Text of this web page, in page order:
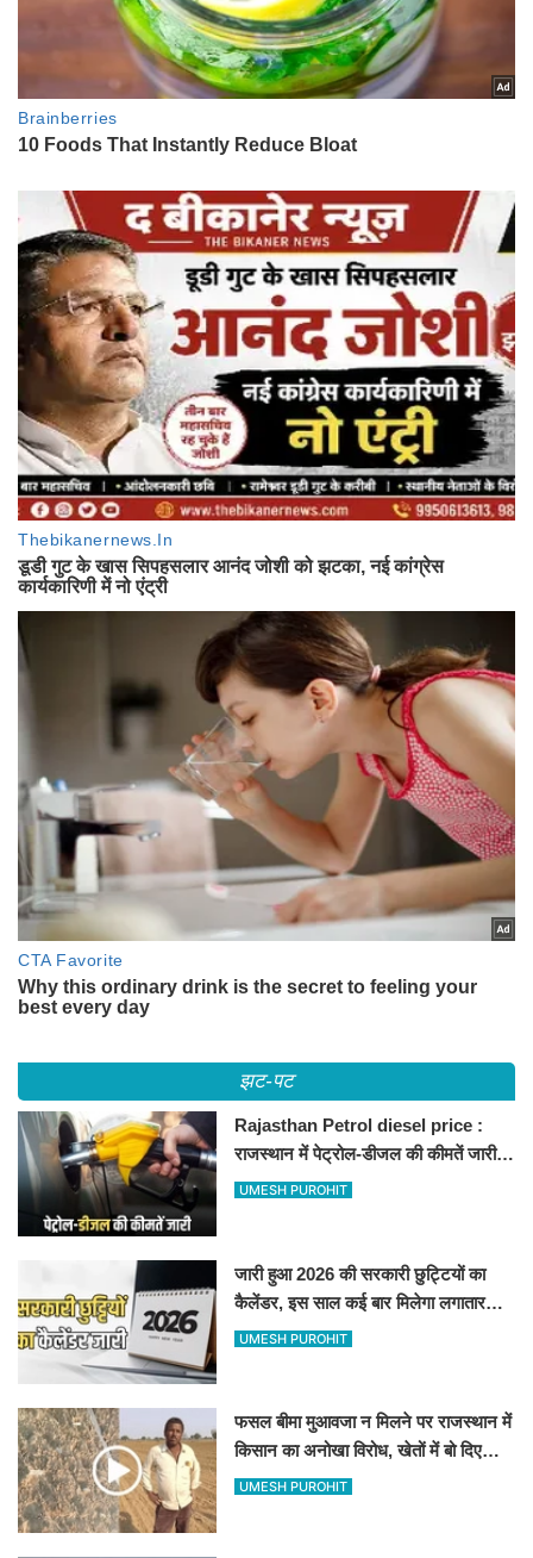
झट-पट
Rajasthan Petrol diesel price :
राजस्थान में पेट्रोल-डीजल की कीमतें जारी,
जानिए बीकानेर समेत पुरे प्रदेश में नए रेट
UMESH PUROHIT
जारी हुआ 2026 की सरकारी छुट्टियों का
कैलेंडर, इस साल कई बार मिलेगा लगातार
अवकाश, देखें
UMESH PUROHIT
फसल बीमा मुआवजा न मिलने पर राजस्थान में
किसान का अनोखा विरोध, खेतों में बो दिए
500-500 रुपए के नोट, वीडियो वायरल
UMESH PUROHIT